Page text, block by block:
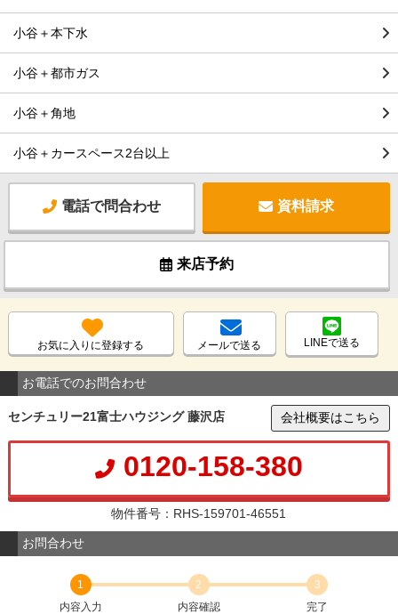
小谷＋本下水
小谷＋都市ガス
小谷＋角地
小谷＋カースペース2台以上
電話で問合わせ 資料請求
来店予約
お気に入りに登録する メールで送る LINEで送る
お電話でのお問合わせ
センチュリー21富士ハウジング 藤沢店 会社概要はこちら
0120-158-380
物件番号：RHS-159701-46551
お問合わせ
1
内容入力
2
内容確認
3
完了